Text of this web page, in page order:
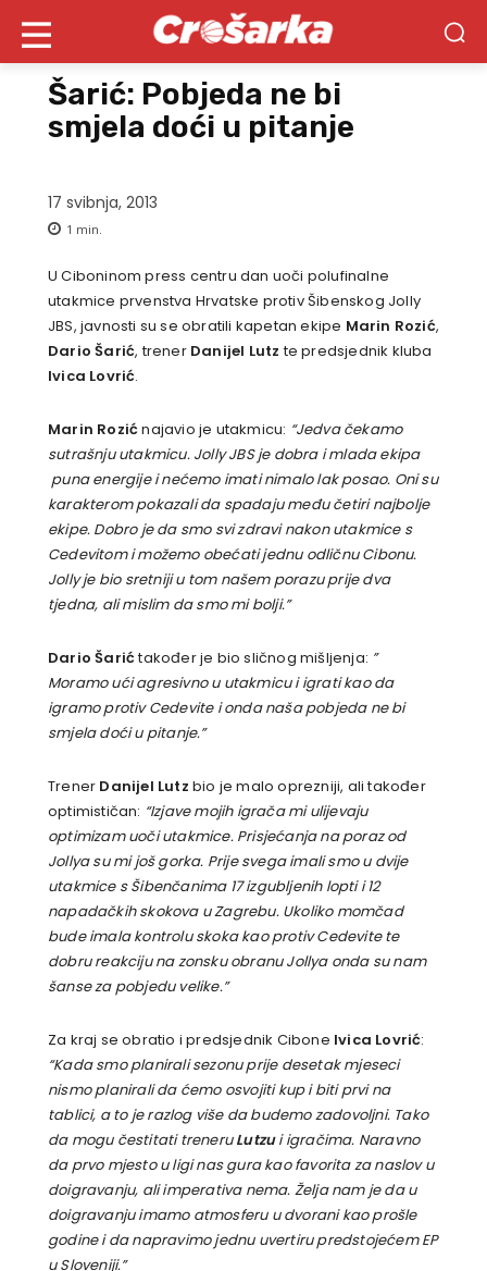
Šarić: Pobjeda ne bi
smjela doći u pitanje
17 svibnja, 2013
1 min.
U Ciboninom press centru dan uoči polufinalne
utakmice prvenstva Hrvatske protiv Šibenskog Jolly
JBS, javnosti su se obratili kapetan ekipe Marin Rozić,
Dario Šarić, trener Danijel Lutz te predsjednik kluba
Ivica Lovrić.
Marin Rozićnajavio je utakmicu: “Jedva čekamo
sutrašnju utakmicu. Jolly JBS je dobra i mlada ekipa
puna energije i nećemo imati nimalo lak posao. Oni su
karakterom pokazali da spadaju među četiri najbolje
ekipe. Dobro je da smo svi zdravi nakon utakmice s
Cedevitom i možemo obećati jednu odličnu Cibonu.
Jolly je bio sretniji u tom našem porazu prije dva
tjedna, ali mislim da smo mi bolji.”
Dario Šarićtakođer je bio sličnog mišljenja: ”
Moramo ući agresivno u utakmicu i igrati kao da
igramo protiv Cedevite i onda naša pobjeda ne bi
smjela doći u pitanje.”
Trener Danijel Lutzbio je malo oprezniji, ali također
optimističan: “Izjave mojih igrača mi ulijevaju
optimizam uoči utakmice. Prisjećanja na poraz od
Jollya su mi još gorka. Prije svega imali smo u dvije
utakmice s Šibenčanima 17 izgubljenih lopti i 12
napadačkih skokova u Zagrebu. Ukoliko momčad
bude imala kontrolu skoka kao protiv Cedevite te
dobru reakciju na zonsku obranu Jollya onda su nam
šanse za pobjedu velike.”
Za kraj se obratio i predsjednik Cibone Ivica Lovrić:
“Kada smo planirali sezonu prije desetak mjeseci
nismo planirali da ćemo osvojiti kup i biti prvi na
tablici, a to je razlog više da budemo zadovoljni. Tako
da mogu čestitati treneruLutzui igračima. Naravno
da prvo mjesto u ligi nas gura kao favorita za naslov u
doigravanju, ali imperativa nema. Želja nam je da u
doigravanju imamo atmosferu u dvorani kao prošle
godine i da napravimo jednu uvertiru predstojećem EP
u Sloveniji.”